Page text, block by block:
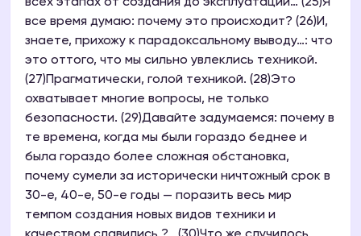
всех этапах от создания до эксплуатации… (25)Я
все время думаю: почему это происходит? (26)И,
знаете, прихожу к парадоксальному выводу…: что
это оттого, что мы сильно увлеклись техникой.
(27)Прагматически, голой техникой. (28)Это
охватывает многие вопросы, не только
безопасности. (29)Давайте задумаемся: почему в
те времена, когда мы были гораздо беднее и
была гораздо более сложная обстановка,
почему сумели за исторически ничтожный срок в
30-е, 40-е, 50-е годы — поразить весь мир
темпом создания новых видов техники и